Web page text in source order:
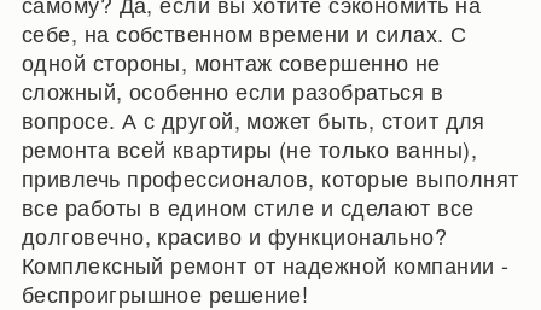
себе, на собственном времени и силах. С
одной стороны, монтаж совершенно не
сложный, особенно если разобраться в
вопросе. А с другой, может быть, стоит для
ремонта всей квартиры (не только ванны),
привлечь профессионалов, которые выполнят
все работы в едином стиле и сделают все
долговечно, красиво и функционально?
Комплексный ремонт от надежной компании -
беспроигрышное решение!